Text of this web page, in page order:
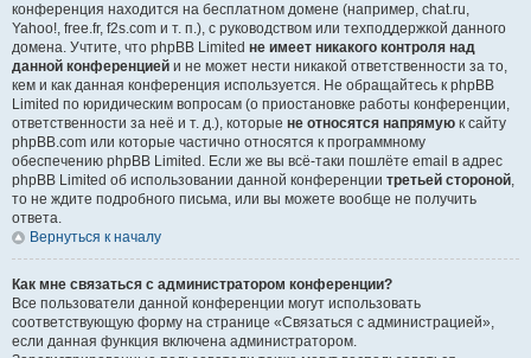
конференция находится на бесплатном домене (например, chat.ru,
Yahoo!, free.fr, f2s.com и т. п.), с руководством или техподдержкой данного
домена. Учтите, что phpBB Limited не имеет никакого контроля над
данной конференцией и не может нести никакой ответственности за то,
кем и как данная конференция используется. Не обращайтесь к phpBB
Limited по юридическим вопросам (о приостановке работы конференции,
ответственности за неё и т. д.), которые не относятся напрямую к сайту
phpBB.com или которые частично относятся к программному
обеспечению phpBB Limited. Если же вы всё-таки пошлёте email в адрес
phpBB Limited об использовании данной конференции третьей стороной,
то не ждите подробного письма, или вы можете вообще не получить
ответа.
Вернуться к началу
Как мне связаться с администратором конференции?
Все пользователи данной конференции могут использовать
соответствующую форму на странице «Связаться с администрацией»,
если данная функция включена администратором.